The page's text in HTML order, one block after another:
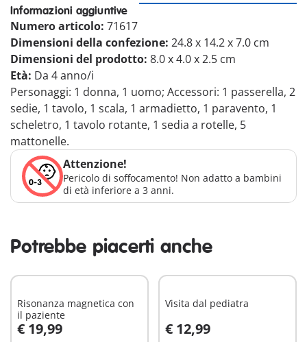
Informazioni aggiuntive
Numero articolo: 71617
Dimensioni della confezione: 24.8 x 14.2 x 7.0 cm
Dimensioni del prodotto: 8.0 x 4.0 x 2.5 cm
Età: Da 4 anno/i
Personaggi: 1 donna, 1 uomo; Accessori: 1 passerella, 2
sedie, 1 tavolo, 1 scala, 1 armadietto, 1 paravento, 1
scheletro, 1 tavolo rotante, 1 sedia a rotelle, 5
mattonelle.
Attenzione!
Pericolo di soffocamento! Non adatto a bambini
di età inferiore a 3 anni.
Potrebbe piacerti anche
Risonanza magnetica con
il paziente
€ 19,99
Aggiungi al carrello
Visita dal pediatra
€ 12,99
Aggiungi al carrello